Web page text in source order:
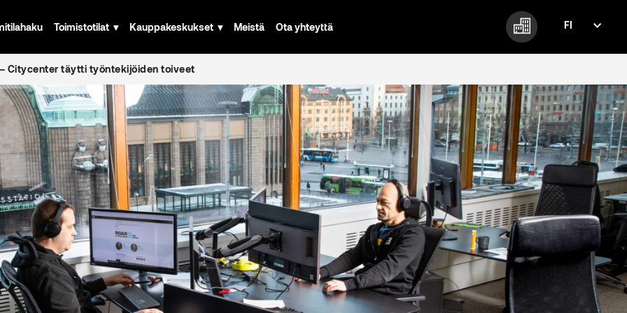
Toimistotilat Kauppakeskukset Meistä Ota yhteyttä
FI
Citycenter täytti työntekijöiden toiveet